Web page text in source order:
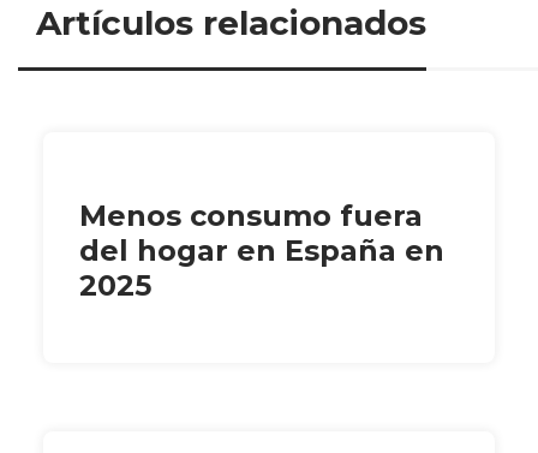
Artículos relacionados
Menos consumo fuera
del hogar en España en
2025